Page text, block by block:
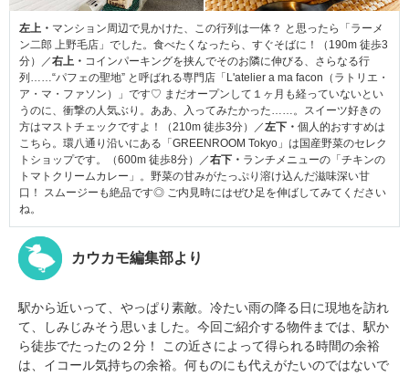
左上・ マンション周辺で見かけた、この行列は一体？ と思ったら「ラーメ
ン二郎 上野毛店」でした。食べたくなったら、すぐそばに！（190m 徒歩3
分）／右上・ コインパーキングを挟んでそのお隣に伸びる、さらなる行
列……“パフェの聖地” と呼ばれる専門店「L'atelier a ma facon（ラトリエ・
ア・マ・ファソン）」です♡ まだオープンして１ヶ月も経っていないとい
うのに、衝撃の人気ぶり。ああ、入ってみたかった……。スイーツ好きの
方はマストチェックですよ！（210m 徒歩3分）／左下・ 個人的おすすめは
こちら。環八通り沿いにある「GREENROOM Tokyo」は国産野菜のセレク
トショップです。（600m 徒歩8分）／右下・ ランチメニューの「チキンの
トマトクリームカレー」。野菜の甘みがたっぷり溶け込んだ滋味深い甘
口！ スムージーも絶品です◎ ご内見時にはぜひ足を伸ばしてみてください
ね。
カウカモ編集部より
駅から近いって、やっぱり素敵。冷たい雨の降る日に現地を訪れ
て、しみじみそう思いました。今回ご紹介する物件までは、駅か
ら徒歩でたったの２分！ この近さによって得られる時間の余裕
は、イコール気持ちの余裕。何ものにも代えがたいのではないで